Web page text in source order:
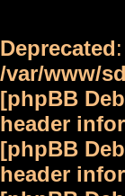
Deprecated
/var/www/
[phpBB
header
[phpBB
header